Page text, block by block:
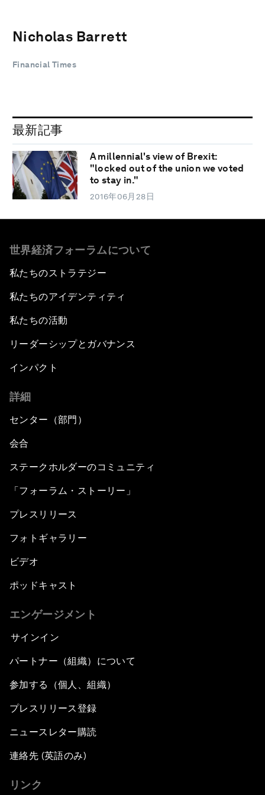
Nicholas Barrett
Financial Times
最新記事
A millennial's view of Brexit:
"locked out of the union we voted
to stay in."
2016年06月28日
世界経済フォーラムについて
私たちのストラテジー
私たちのアイデンティティ
私たちの活動
リーダーシップとガバナンス
インパクト
詳細
センター（部門）
会合
ステークホルダーのコミュニティ
「フォーラム・ストーリー」
プレスリリース
フォトギャラリー
ビデオ
ポッドキャスト
エンゲージメント
サインイン
パートナー（組織）について
参加する（個人、組織）
プレスリリース登録
ニュースレター購読
連絡先 (英語のみ)
リンク